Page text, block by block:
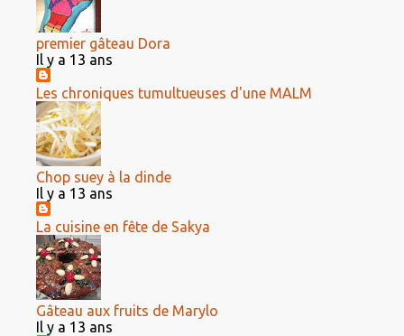
premier gâteau Dora
Il y a 13 ans
Les chroniques tumultueuses d'une MALM
Chop suey à la dinde
Il y a 13 ans
La cuisine en fête de Sakya
Gâteau aux fruits de Marylo
Il y a 13 ans